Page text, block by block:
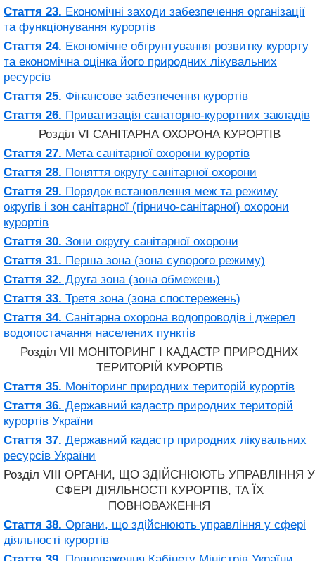
Стаття 23. Економічні заходи забезпечення організації
та функціонування курортів
Стаття 24. Економічне обгрунтування розвитку курорту
та економічна оцінка його природних лікувальних
ресурсів
Стаття 25. Фінансове забезпечення курортів
Стаття 26. Приватизація санаторно-курортних закладів
Розділ VI САНІТАРНА ОХОРОНА КУРОРТІВ
Стаття 27. Мета санітарної охорони курортів
Стаття 28. Поняття округу санітарної охорони
Стаття 29. Порядок встановлення меж та режиму
округів і зон санітарної (гірничо-санітарної) охорони
курортів
Стаття 30. Зони округу санітарної охорони
Стаття 31. Перша зона (зона суворого режиму)
Стаття 32. Друга зона (зона обмежень)
Стаття 33. Третя зона (зона спостережень)
Стаття 34. Санітарна охорона водопроводів і джерел
водопостачання населених пунктів
Розділ VII МОНІТОРИНГ І КАДАСТР ПРИРОДНИХ
ТЕРИТОРІЙ КУРОРТІВ
Стаття 35. Моніторинг природних територій курортів
Стаття 36. Державний кадастр природних територій
курортів України
Стаття 37. Державний кадастр природних лікувальних
ресурсів України
Розділ VIII ОРГАНИ, ЩО ЗДІЙСНЮЮТЬ УПРАВЛІННЯ У
СФЕРІ ДІЯЛЬНОСТІ КУРОРТІВ, ТА ЇХ
ПОВНОВАЖЕННЯ
Стаття 38. Органи, що здійснюють управління у сфері
діяльності курортів